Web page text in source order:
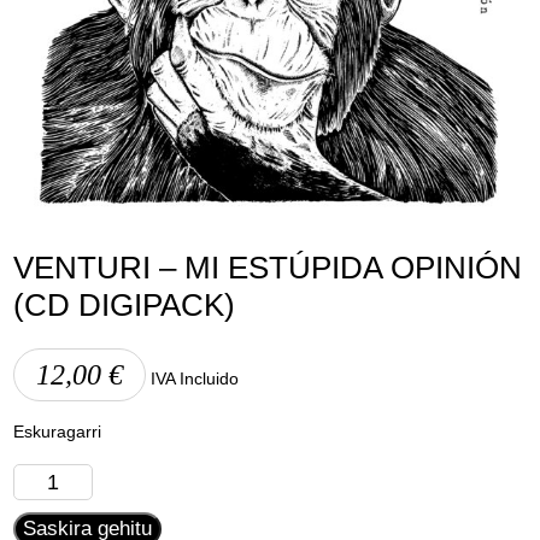
Lege abisua Cookieen politika Pribatutasun-politika
VENTURI – MI ESTÚPIDA OPINIÓN
(CD DIGIPACK)
12,00€ IVA Incluido
Eskuragarri
Venturi
-
MiSaskira gehitu